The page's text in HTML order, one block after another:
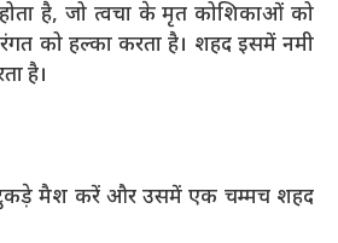
है, जो त्वचा के मृत कोशिकाओं को
को हल्का करता है। शहद इसमें नमी
है।
मैश करें और उसमें एक चम्मच शहद